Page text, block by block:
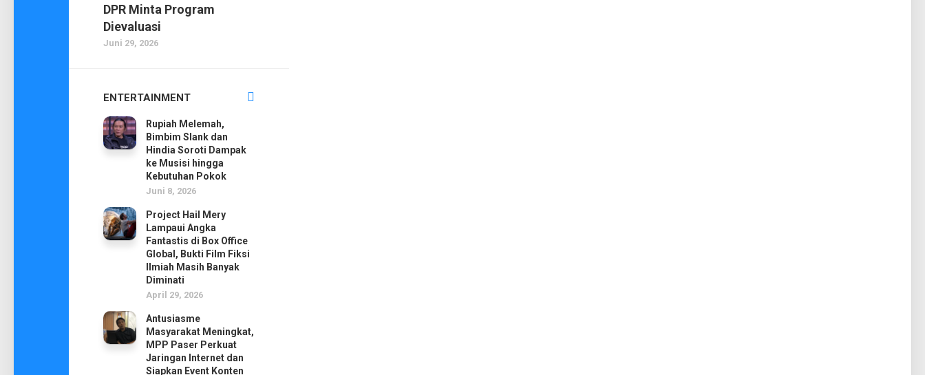
DPR Minta Program
Dievaluasi
Juni 29, 2026
ENTERTAINMENT
Rupiah Melemah,
Bimbim Slank dan
Hindia Soroti Dampak
ke Musisi hingga
Kebutuhan Pokok
Juni 8, 2026
Project Hail Mery
Lampaui Angka
Fantastis di Box Office
Global, Bukti Film Fiksi
Ilmiah Masih Banyak
Diminati
April 29, 2026
Antusiasme
Masyarakat Meningkat,
MPP Paser Perkuat
Jaringan Internet dan
Siapkan Event Konten